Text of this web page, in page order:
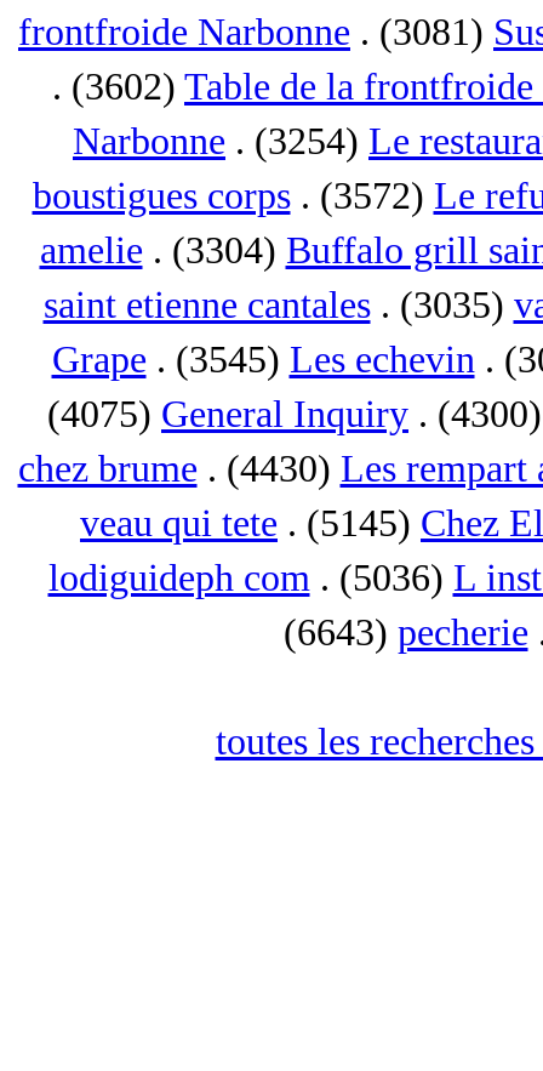
frontfroide Narbonne . (3081)
. (3602) Table de la frontfroide
Narbonne . (3254) Le
boustigues corps. (3572) Le
amelie . (3304) Buffalo grill
saint etienne cantales. (3035)
Grape . (3545) Les echevin.
(4075) General Inquiry .
chez brume . (4430) Les rempart
veau qui tete . (5145) Chez
lodiguideph com. (5036) L
(6643) pecherie
toutes les